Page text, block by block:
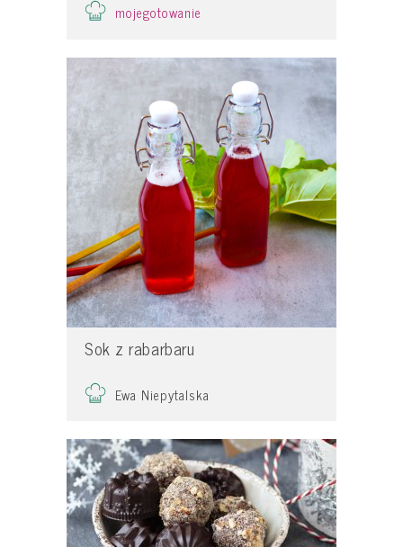
mojegotowanie
Sok z rabarbaru
Ewa Niepytalska